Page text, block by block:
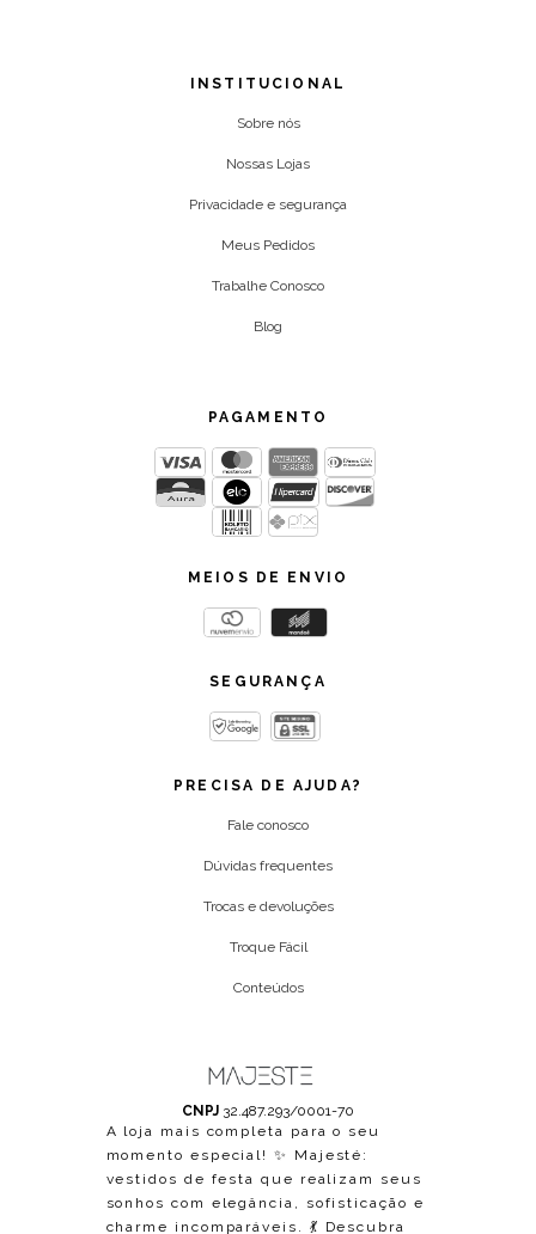
INSTITUCIONAL
Sobre nós
Nossas Lojas
Privacidade e segurança
Meus Pedidos
Trabalhe Conosco
Blog
PAGAMENTO
MEIOS DE ENVIO
SEGURANÇA
PRECISA DE AJUDA?
Fale conosco
Dúvidas frequentes
Trocas e devoluções
Troque Fácil
Conteúdos
CNPJ 32.487.293/0001-70
A loja mais completa para o seu
momento especial! ✨ Majesté:
vestidos de festa que realizam seus
sonhos com elegância, sofisticação e
charme incomparáveis. 💃 Descubra